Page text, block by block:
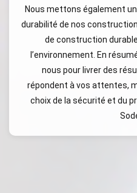
Nous mettons également
durabilité de nos
de construction
l’environnement. En
nous pour livrer des
répondent à vos attentes,
choix de la sécurité et du